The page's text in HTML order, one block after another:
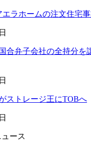
エラホームの注文住宅
合弁子会社の全持分
ストレージ王にTOBへ
ース